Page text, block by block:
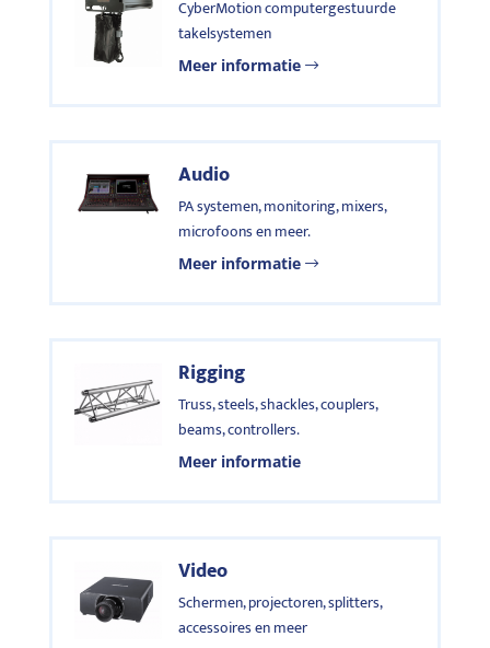
CyberMotion computergestuurde
takelsystemen
Meer informatie
Audio
PA systemen, monitoring, mixers,
microfoons en meer.
Meer informatie
Rigging
Truss, steels, shackles, couplers,
beams, controllers.
Meer informatie
Video
Schermen, projectoren, splitters,
accessoires en meer